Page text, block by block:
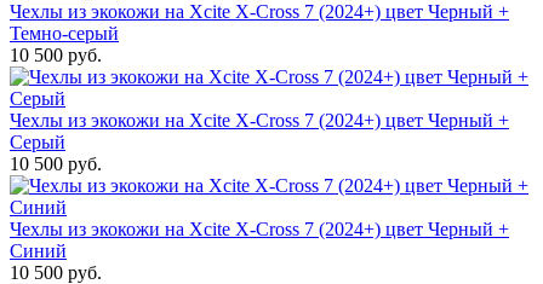
Чехлы из экокожи на Xcite X-Cross 7 (2024+) цвет Черный +
Темно-серый
10 500 руб.
Чехлы из экокожи на Xcite X-Cross 7 (2024+) цвет Черный +
Серый
10 500 руб.
Чехлы из экокожи на Xcite X-Cross 7 (2024+) цвет Черный +
Синий
10 500 руб.